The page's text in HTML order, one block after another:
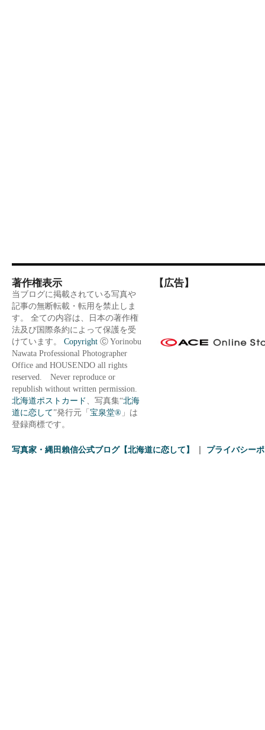
著作権表示
当ブログに掲載されている写真や
記事の無断転載・転用を禁止しま
す。 全ての内容は、日本の著作権
法及び国際条約によって保護を受
けています。 Copyright Ⓒ Yorinobu
Nawata Professional Photographer
Office and HOUSENDO all rights
reserved. Never reproduce or
republish without written permission.
北海道ポストカード
、写真集“北海
道に恋して”発行元「 宝泉堂® 」は
登録商標です。
【広告】
写真家・縄田賴信公式ブログ【北海道に恋して】 プライバシー